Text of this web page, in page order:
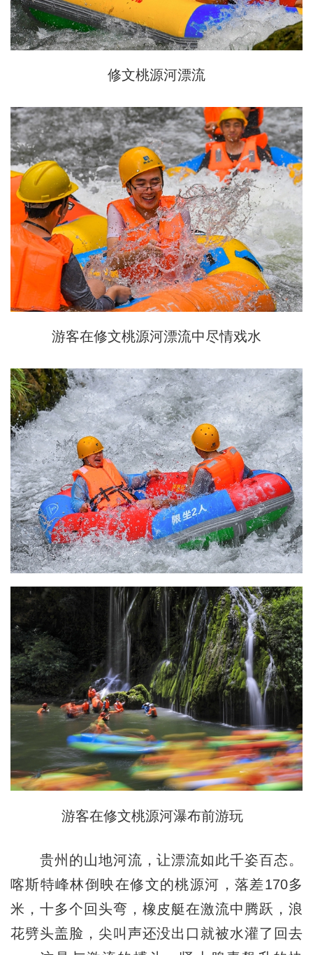
修文桃源河漂流
游客在修文桃源河漂流中尽情戏水
游客在修文桃源河瀑布前游玩
贵州的山地河流，让漂流如此千姿百态。
喀斯特峰林倒映在修文的桃源河，落差170多
米，十多个回头弯，橡皮艇在激流中腾跃，浪
花劈头盖脸，尖叫声还没出口就被水灌了回去